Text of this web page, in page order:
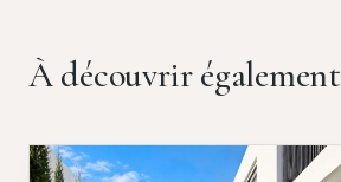
À découvrir également